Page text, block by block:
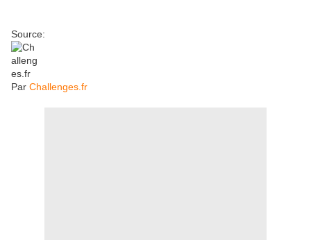
Source:
Par Challenges.fr